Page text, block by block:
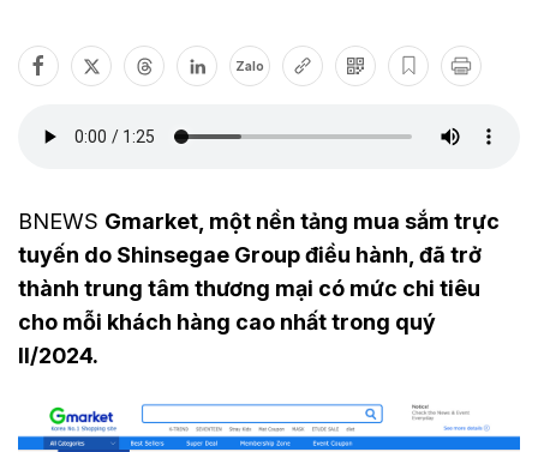
Zalo
BNEWS Gmarket, một nền tảng mua sắm trực
tuyến do Shinsegae Group điều hành, đã trở
thành trung tâm thương mại có mức chi tiêu
cho mỗi khách hàng cao nhất trong quý
II/2024.